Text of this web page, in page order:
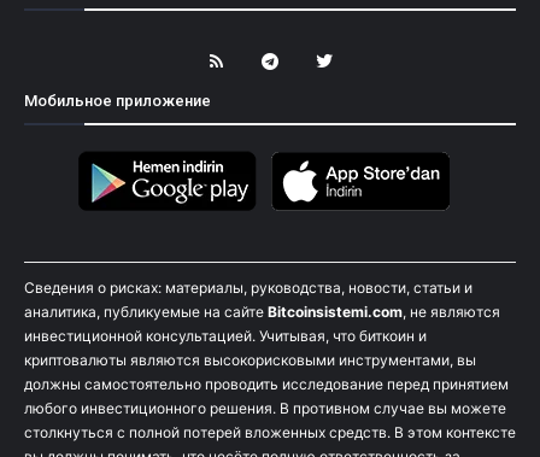
Мобильное приложение
Сведения о рисках: материалы, руководства, новости, статьи и
аналитика, публикуемые на сайте Bitcoinsistemi.com, не являются
инвестиционной консультацией. Учитывая, что биткоин и
криптовалюты являются высокорисковыми инструментами, вы
должны самостоятельно проводить исследование перед принятием
любого инвестиционного решения. В противном случае вы можете
столкнуться с полной потерей вложенных средств. В этом контексте